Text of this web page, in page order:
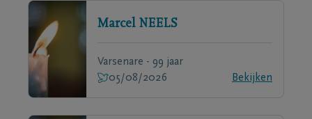
Marcel NEELS
Varsenare - 99 jaar
05/08/2026
Bekijken